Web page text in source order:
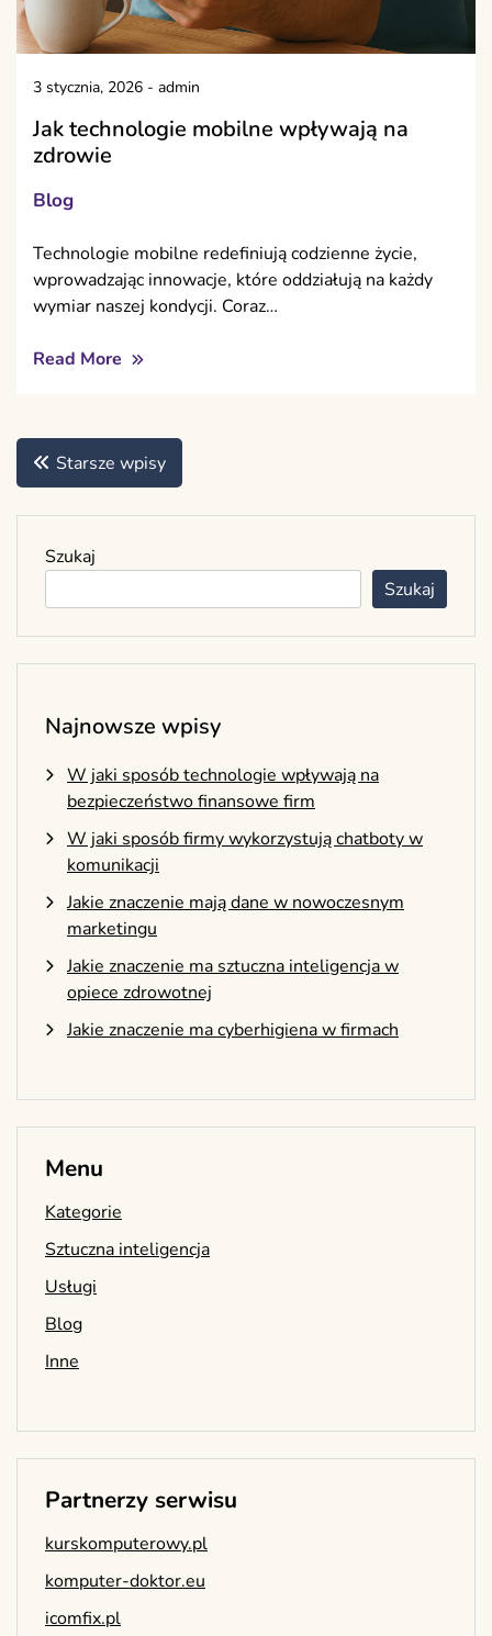
3 stycznia, 2026 - admin
Jak technologie mobilne wpływają na
zdrowie
Blog
Technologie mobilne redefiniują codzienne życie,
wprowadzając innowacje, które oddziałują na każdy
wymiar naszej kondycji. Coraz…
Read More
Nawigacja
po
wpisach
Starsze wpisy
Szukaj
Szukaj
Najnowsze wpisy
W jaki sposób technologie wpływają na
bezpieczeństwo finansowe firm
W jaki sposób firmy wykorzystują chatboty w
komunikacji
Jakie znaczenie mają dane w nowoczesnym
marketingu
Jakie znaczenie ma sztuczna inteligencja w
opiece zdrowotnej
Jakie znaczenie ma cyberhigiena w firmach
Menu
Kategorie
Sztuczna inteligencja
Usługi
Blog
Inne
Partnerzy serwisu
kurskomputerowy.pl
komputer-doktor.eu
icomfix.pl